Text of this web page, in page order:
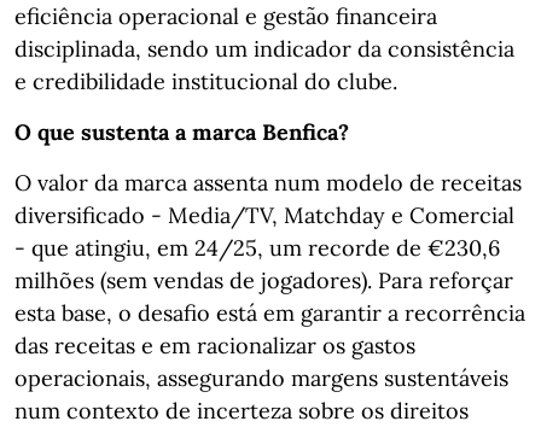
eficiência operacional e gestão financeira
disciplinada, sendo um indicador da consistência
e credibilidade institucional do clube.
O que sustenta a marca Benfica?
O valor da marca assenta num modelo de receitas
diversificado - Media/TV, Matchday e Comercial
- que atingiu, em 24/25, um recorde de €230,6
milhões (sem vendas de jogadores). Para reforçar
esta base, o desafio está em garantir a recorrência
das receitas e em racionalizar os gastos
operacionais, assegurando margens sustentáveis
num contexto de incerteza sobre os direitos